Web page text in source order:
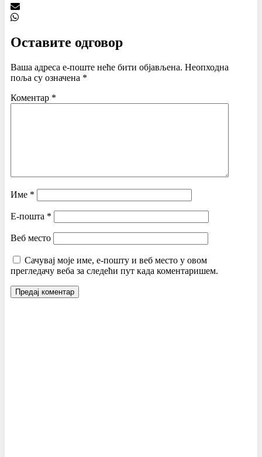
Оставите одговор
Ваша адреса е-поште неће бити објављена. Неопходна
поља су означена *
Коментар *
Име *
Е-пошта *
Веб место
Сачувај моје име, е-пошту и веб место у овом
прегледачу веба за следећи пут када коментаришем.